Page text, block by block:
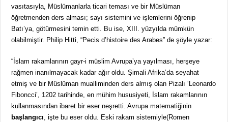
vasıtasıyla, Müslümanlarla ticari teması ve bir Müslüman
öğretmenden ders alması; sayı sistemini ve işlemlerini öğrenip
Batı’ya, götürmesini temin etti. Bu ise, XIII. yüzyılda mümkün
olabilmiştir. Philip Hitti, “Pecis d’histoire des Arabes” de şöyle yazar:
“İslam rakamlarının gayr-i müslim Avrupa’ya yayılması, herşeye
rağmen inanılmayacak kadar ağır oldu. Şimali Afrika’da seyahat
etmiş ve bir Müslüman mualliminden ders almış olan Pizalı ‘Leonardo
Fiboncci’, 1202 tarihinde, en mühim hususiyeti, İslam rakamlarının
kullanmasından ibaret bir eser neşretti. Avrupa matematiğinin
başlangıcı, işte bu eser oldu. Eski rakam sistemiyle(Romen